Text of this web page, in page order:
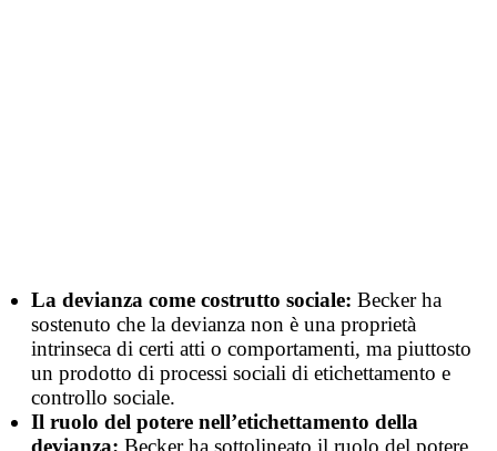
La devianza come costrutto sociale: Becker ha
sostenuto che la devianza non è una proprietà
intrinseca di certi atti o comportamenti, ma piuttosto
un prodotto di processi sociali di etichettamento e
controllo sociale.
Il ruolo del potere nell’etichettamento della